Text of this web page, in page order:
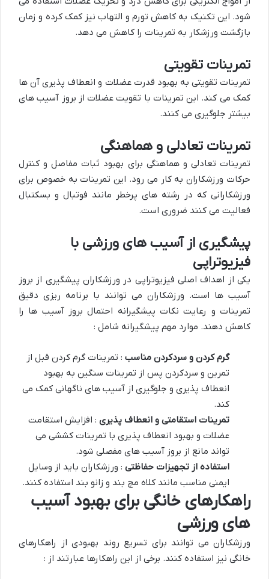
شود. این تکنیک به کاهش تورم و التهاب نیز کمک کرده و زمان
بازگشت ورزشکار به تمرینات را کاهش می دهد.
تمرینات تقویتی
تمرینات تقویتی به بهبود قدرت عضلات و انعطاف پذیری آن ها
کمک می کند. این تمرینات با تقویت عضلات از بروز آسیب های
بیشتر جلوگیری می کنند.
تمرینات تعادلی و هماهنگی
تمرینات تعادلی و هماهنگی برای بهبود ثبات مفاصل و کنترل
حرکات ورزشکاران به کار می رود. این تمرینات به خصوص برای
ورزشکارانی که در رشته های پرخطر مانند فوتبال و بسکتبال
فعالیت می کنند ضروری است.
پیشگیری از آسیب های ورزشی با
فیزیوتراپی
یکی از اهداف اصلی فیزیوتراپی در ورزشکاران پیشگیری از بروز
آسیب ها است. ورزشکاران می توانند با برنامه ریزی دقیق
تمرینات و رعایت نکات پیشگیرانه احتمال بروز آسیب ها را
کاهش دهند. موارد مهم پیشگیرانه شامل :
گرم کردن و سردکردن مناسب : تمرینات گرم کردن قبل از
تمرین و سردکردن پس از تمرینات سنگین به بهبود
انعطاف پذیری و جلوگیری از آسیب های ناگهانی کمک می
کند.
تمرینات استقامتی و انعطاف پذیری : افزایش استقامت
عضلات و بهبود انعطاف پذیری با تمرینات کششی می
تواند مانع از بروز آسیب های مفصلی شود.
استفاده از تجهیزات حفاظتی : ورزشکاران باید از وسایل
ایمنی مناسب مانند کلاه مچ بند و زانو بند استفاده کنند.
راهکارهای خانگی برای بهبود آسیب
های ورزشی
ورزشکاران می توانند برای تسریع روند بهبودی از راهکارهای
خانگی نیز استفاده کنند. برخی از این راهکارها عبارتند از :